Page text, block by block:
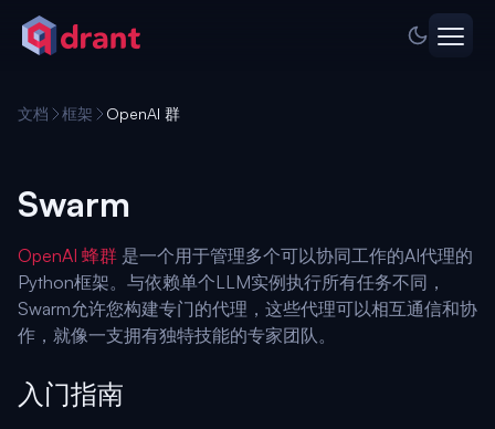
文档 框架 OpenAI 群
Swarm
OpenAI 蜂群 是一个用于管理多个可以协同工作的AI代理的
Python框架。与依赖单个LLM实例执行所有任务不同，
Swarm允许您构建专门的代理，这些代理可以相互通信和协
作，就像一支拥有独特技能的专家团队。
入门指南